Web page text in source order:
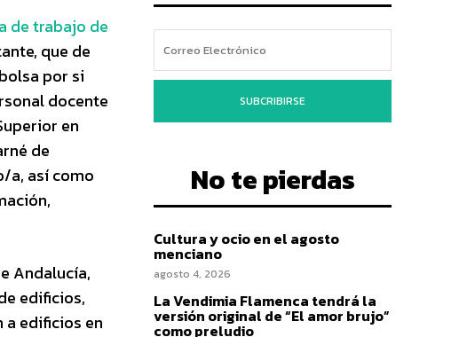
de trabajo de
que de
por si
docente
en
de
a, así como
Andalucía,
edificios,
a edificios en
SUBCRIBIRSE
No te pierdas
Cultura y ocio en el agosto
menciano
agosto 4, 2026
La Vendimia Flamenca tendrá la
versión original de “El amor brujo”
como preludio